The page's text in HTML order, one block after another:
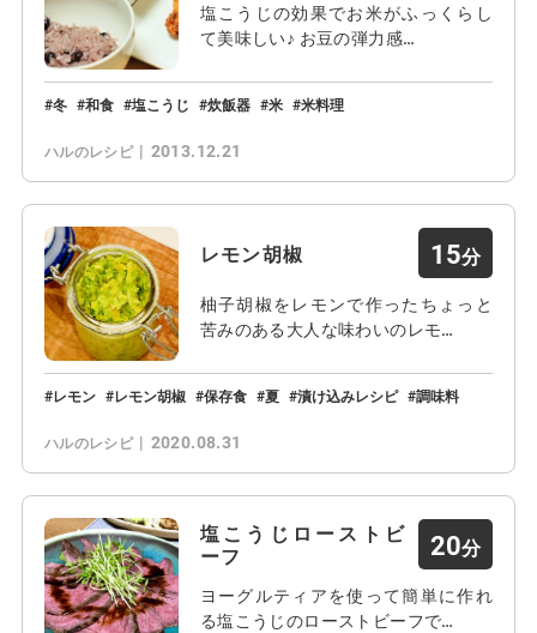
塩こうじの効果でお米がふっくらし
て美味しい♪ お豆の弾力感…
冬 和食 塩こうじ 炊飯器 米 米料理
ハルのレシピ 2013.12.21
レモン胡椒 15
柚子胡椒をレモンで作ったちょっと
苦みのある大人な味わいのレモ…
レモン レモン胡椒 保存食 夏 漬け込みレシピ 調味料
ハルのレシピ 2020.08.31
塩こうじローストビ
ーフ
20
ヨーグルティアを使って簡単に作れ
る塩こうじのローストビーフで…